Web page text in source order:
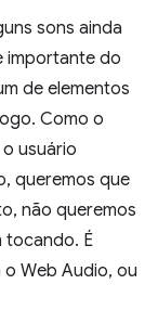
sons ainda
importante do
de elementos
Como o
usuário
queremos que
não queremos
tocando. É
Web Audio, ou